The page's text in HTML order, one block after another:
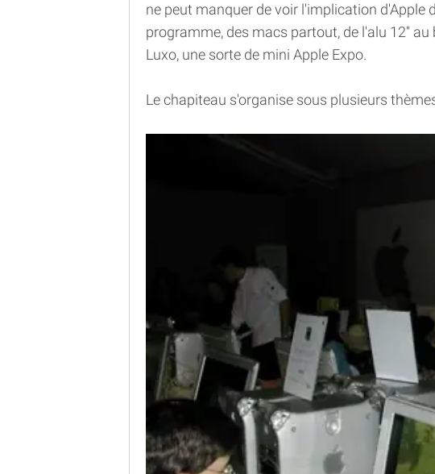
ne peut manquer de voir l'implication d'Apple
programme, des macs partout, de l'alu 12''
Luxo, une sorte de mini Apple Expo.
Le chapiteau s'organise sous plusieurs